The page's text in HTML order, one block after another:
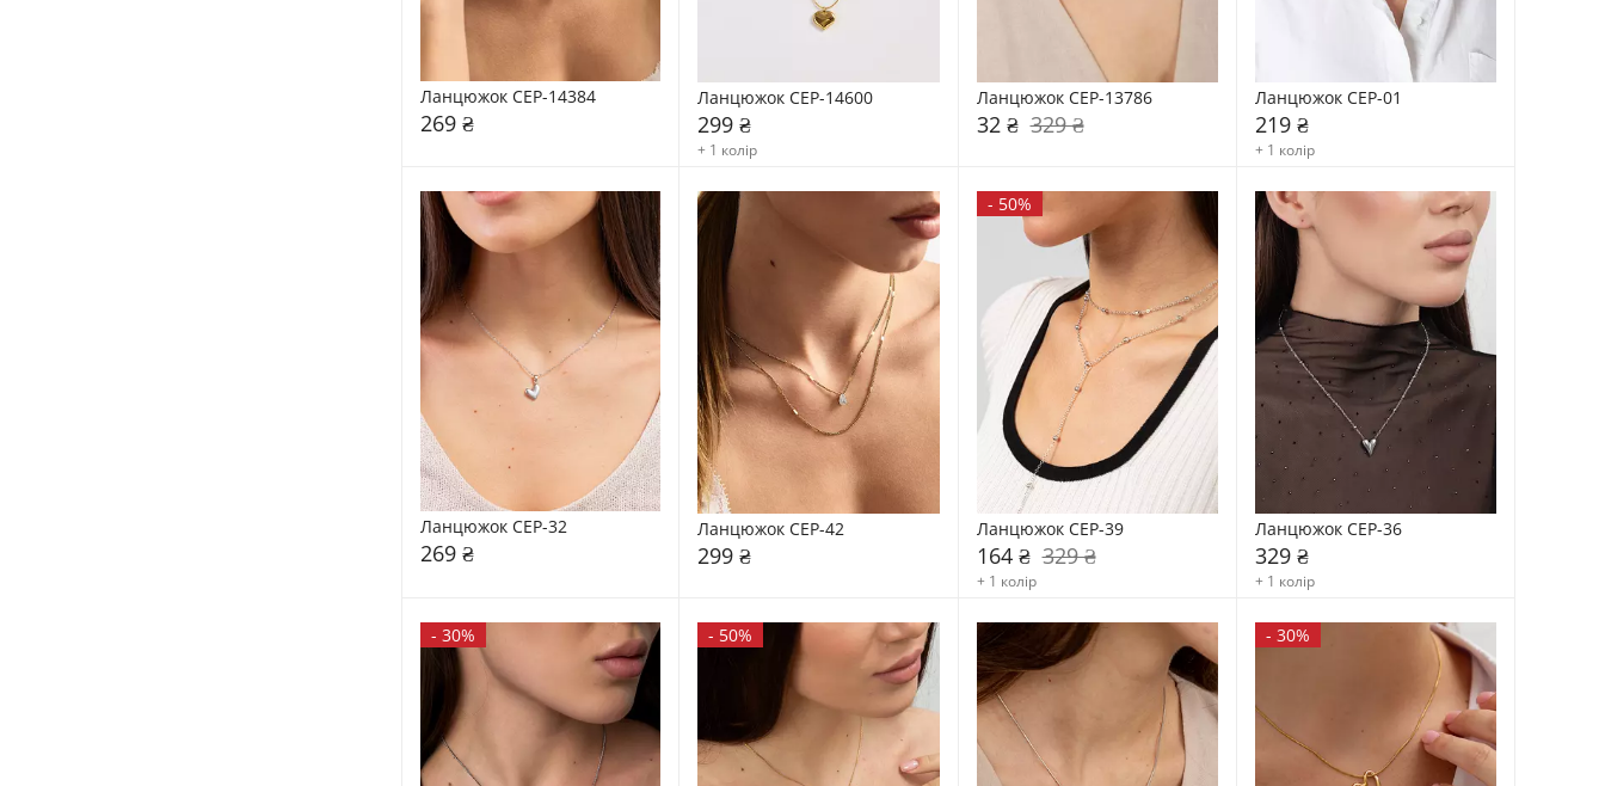
Ланцюжок CEP-14384
269 ₴
Ланцюжок CEP-14600
299 ₴
+ 1 колір
Ланцюжок CEP-13786
32 ₴ 329 ₴
Ланцюжок CEP-01
219 ₴
+ 1 колір
Ланцюжок CEP-32
269 ₴
Ланцюжок CEP-42
299 ₴
- 50%
Ланцюжок CEP-39
164 ₴ 329 ₴
+ 1 колір
Ланцюжок CEP-36
329 ₴
+ 1 колір
- 30% - 50% - 30%